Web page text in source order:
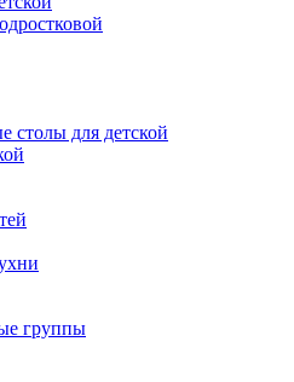
для детской
группы